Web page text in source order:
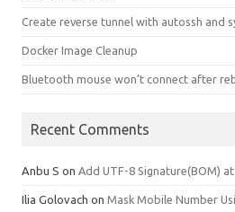
Create reverse tunnel with autossh and
Docker Image Cleanup
Bluetooth mouse won’t connect after
Recent Comments
Anbu S on Add UTF-8 Signature(BOM)
Ilia Golovach on Mask Mobile Number